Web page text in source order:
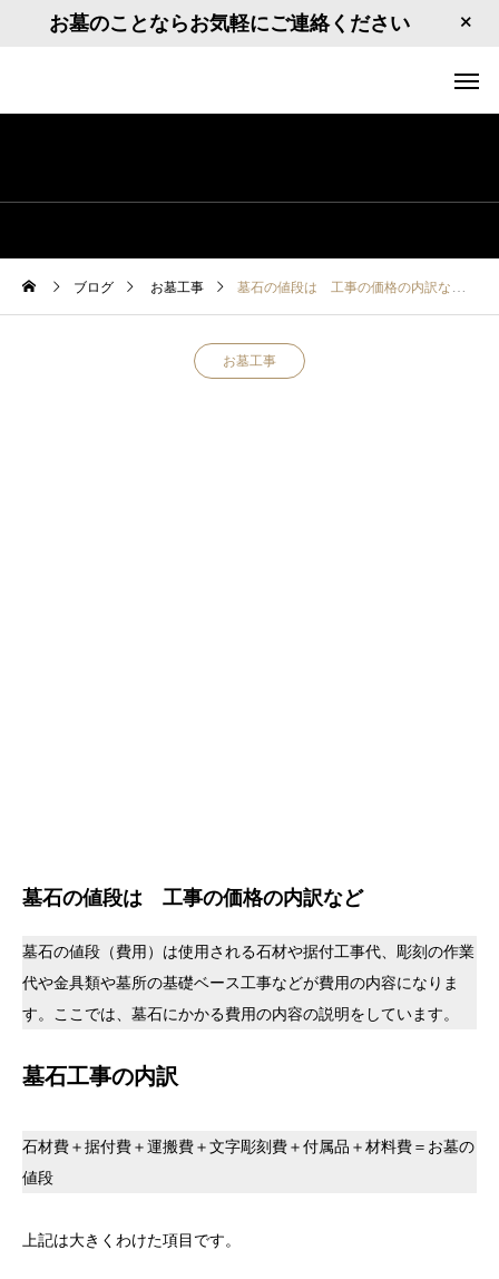
お墓のことならお気軽にご連絡ください
ブログ お墓工事 墓石の値段は 工事の価格の内訳など
お墓工事
墓石の値段は 工事の価格の内訳など
墓石の値段（費用）は使用される石材や据付工事代、彫刻の作業
代や金具類や墓所の基礎ベース工事などが費用の内容になりま
す。ここでは、墓石にかかる費用の内容の説明をしています。
墓石工事の内訳
石材費＋据付費＋運搬費＋文字彫刻費＋付属品＋材料費＝お墓の
値段
上記は大きくわけた項目です。